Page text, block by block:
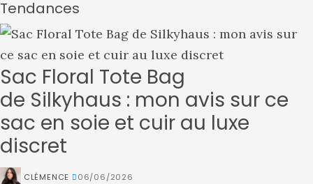
Tendances
Sac Floral Tote Bag
de Silkyhaus : mon avis sur ce
sac en soie et cuir au luxe
discret
CLÉMENCE 06/06/2026